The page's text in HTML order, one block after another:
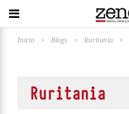
Inicio > Blogs > Ruritania >
Ruritania